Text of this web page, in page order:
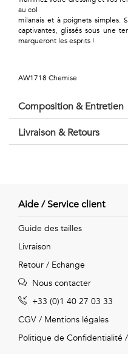
Géométriques
Talents
Métiers
Petits
Pop
Vintage
Voir
au col
milanais et à poignets simples.
captivantes, glissés sous une
marqueront les esprits !
AW1718 Chemise
Composition & Entretien
Livraison & Retours
Aide / Service client
Guide des tailles
Livraison
Retour / Echange
Nous contacter
+33 (0)1 40 27 03 33
CGV / Mentions légales
Politique de Confidentialité /